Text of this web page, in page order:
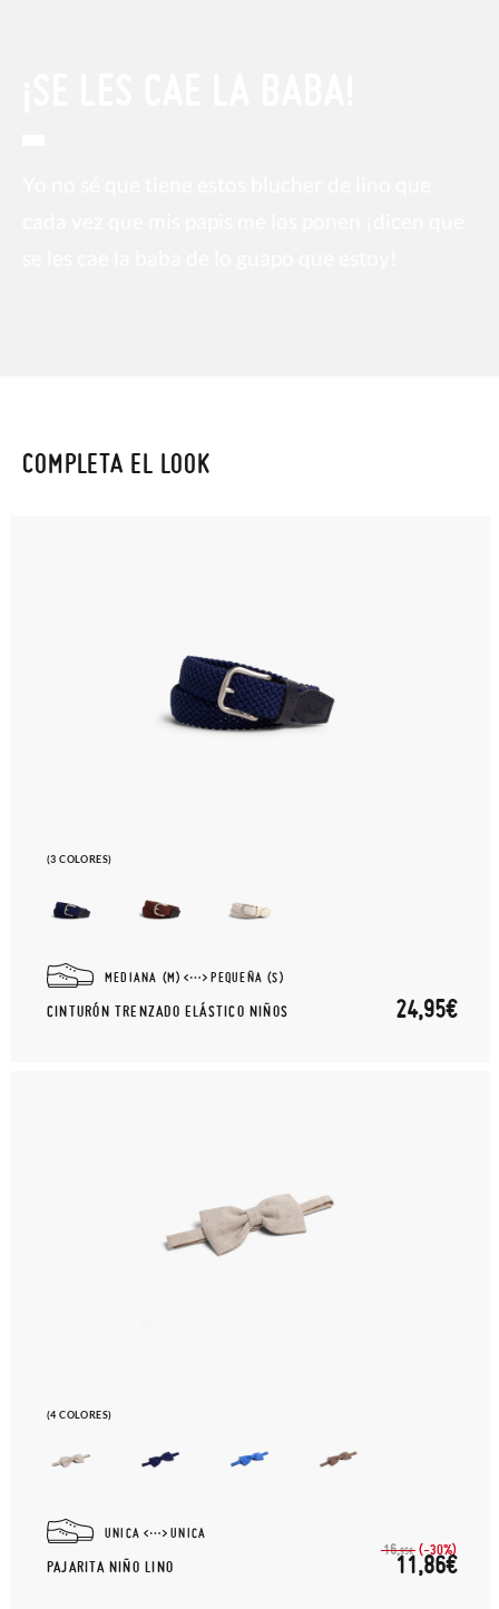
COMPLETA EL LOOK
(3 COLORES)
MEDIANA (M) PEQUEÑA (S)
CINTURÓN TRENZADO ELÁSTICO NIÑOS 24,95€
(4 COLORES)
UNICA UNICA
PAJARITA NIÑO LINO
16,95€ (-30%)
11,86€